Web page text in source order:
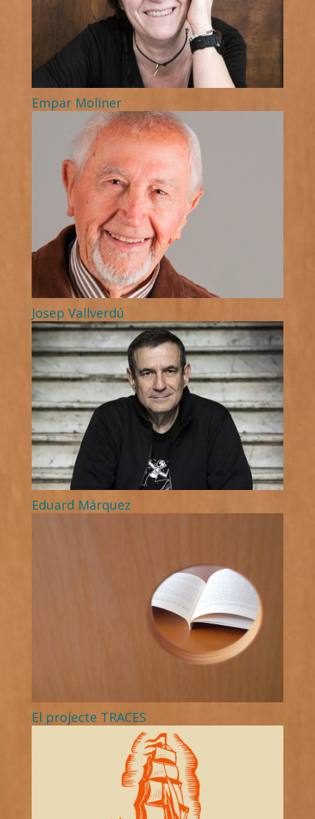
Empar Moliner
Josep Vallverdú
Eduard Márquez
El projecte TRACES